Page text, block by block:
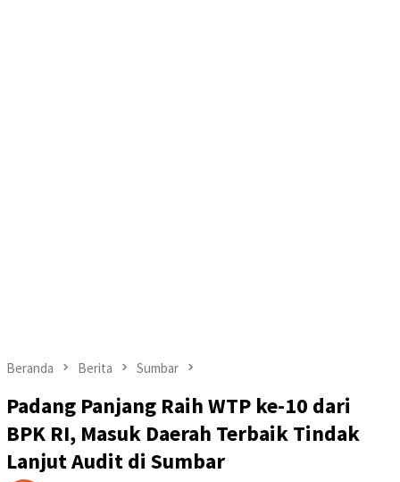
Beranda Berita Sumbar
Padang Panjang Raih WTP ke-10 dari
BPK RI, Masuk Daerah Terbaik Tindak
Lanjut Audit di Sumbar